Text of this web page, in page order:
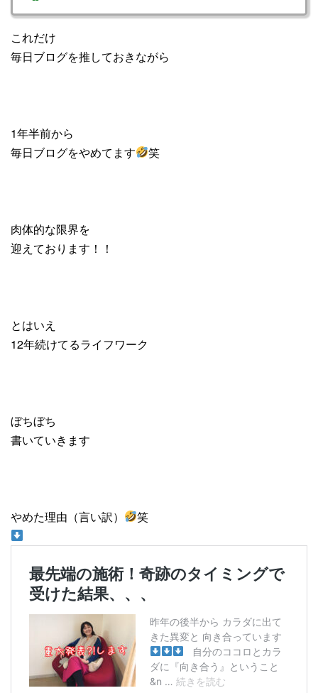
これだけ
毎日ブログを推しておきながら
1年半前から
毎日ブログをやめてます
笑
肉体的な限界を
迎えております！！
とはいえ
12年続けてるライフワーク
ぼちぼち
書いていきます
やめた理由（言い訳） 笑